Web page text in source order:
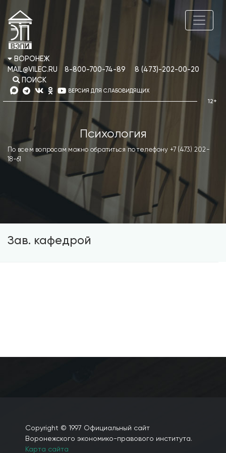
ВОРОНЕЖ
MAIL@VILEC.RU
8-800-700-74-89
8 (473)-202-00-20
ПОИСК
ВЕРСИЯ ДЛЯ СЛАБОВИДЯЩИХ
Психология
По всем вопросам можно обратиться по телефону +7 (473) 202-
18-61
Зав. кафедрой
Copyright © 1997 Официальный сайт
Воронежского экономико-правового института.
Карта сайта